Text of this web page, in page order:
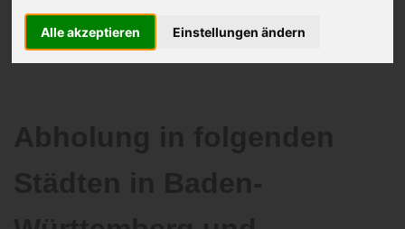
Alle akzeptieren Einstellungen ändern
Wir garantieren 100% Sicherheit.